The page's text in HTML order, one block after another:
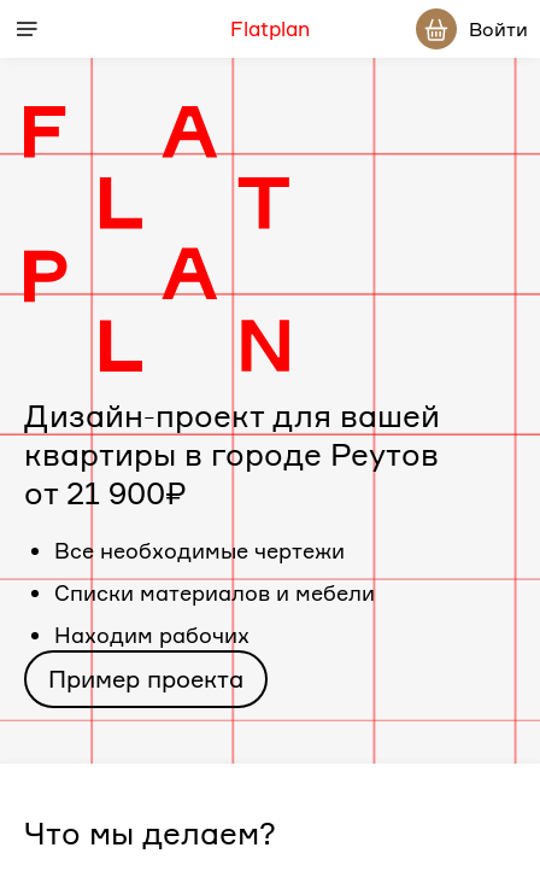
Flatplan Войти
Дизайн-проект для вашей
квартиры в городе Реутов
от 21 900₽
Все необходимые чертежи
Cписки материалов и мебели
Находим рабочих
Пример проекта
Что мы делаем?